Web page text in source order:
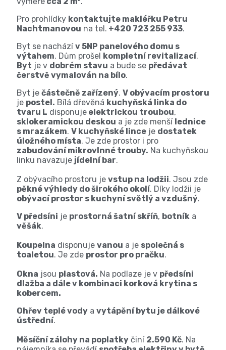
Pro prohlídky kontaktujte makléřku Petru
Nachtmanovou na tel. +420 723 255 933.
Byt se nacházív 5NP panelového domu s
výtahem. Dům prošel kompletní revitalizací.
Byt je v dobrém stavu a bude se předávat
čerstvě vymalován na bílo.
Byt je částečně zařízený. V obývacím prostoru
je postel. Bílá dřevěná kuchyňská linka do
tvaru L disponuje elektrickou troubou,
sklokeramickou deskou a je zde menší lednice
s mrazákem. V kuchyňské lince je dostatek
úložného místa. Je zde prostor i pro
zabudování mikrovlnné trouby. Na kuchyňskou
linku navazuje jídelní bar.
Z obývacího prostoru je vstup na lodžii. Jsou zde
pěkné výhledy do širokého okolí. Díky lodžii je
obývací prostor s kuchyní světlý a vzdušný.
V předsíni je prostorná šatní skříň, botník a
věšák.
Koupelna disponuje vanou a je společná s
toaletou. Je zde prostor pro pračku.
Okna jsou plastová. Na podlaze je v předsíni
dlažba a dále v kombinaci korková krytina s
kobercem.
Ohřev teplé vody a vytápění bytu je dálkové
ústřední.
Měsíční zálohy na poplatky činí 2.590 Kč. Na